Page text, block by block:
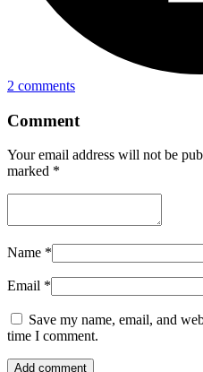
2 comments
Comment
Your email address will not be
marked *
Name *
Email *
Save my name, email, and
time I comment.